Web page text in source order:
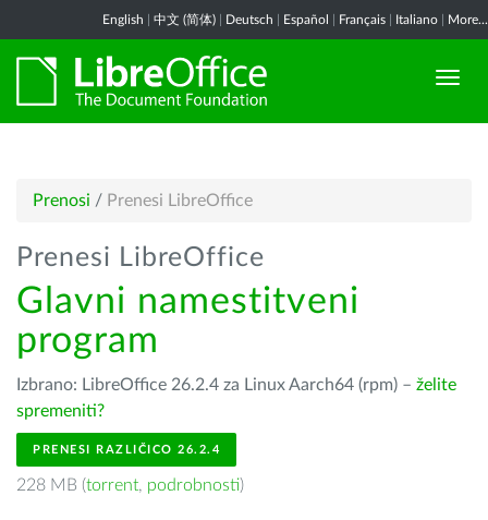
English 中文 (简体) Deutsch Español Français Italiano More...
Prenosi / Prenesi LibreOffice
Prenesi LibreOffice
Glavni namestitveni
program
Izbrano: LibreOffice 26.2.4 za Linux Aarch64 (rpm) – želite
spremeniti?
PRENESI RAZLIČICO 26.2.4
228 MB (torrent, podrobnosti)